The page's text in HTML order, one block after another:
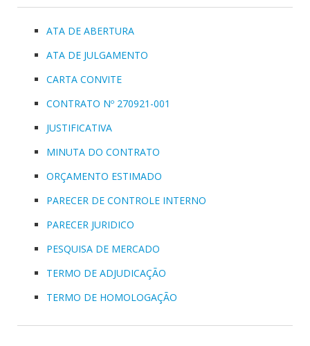
ATA DE ABERTURA
ATA DE JULGAMENTO
CARTA CONVITE
CONTRATO Nº 270921-001
JUSTIFICATIVA
MINUTA DO CONTRATO
ORÇAMENTO ESTIMADO
PARECER DE CONTROLE INTERNO
PARECER JURIDICO
PESQUISA DE MERCADO
TERMO DE ADJUDICAÇÃO
TERMO DE HOMOLOGAÇÃO